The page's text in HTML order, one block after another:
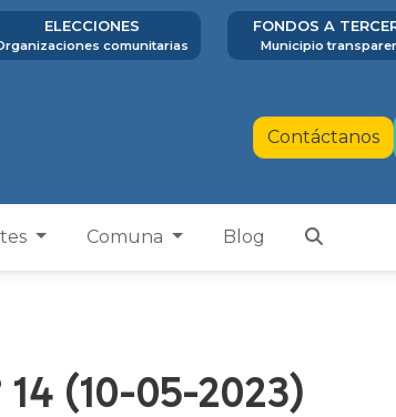
ELECCIONES
comunitarias
FONDOS A
Municipio
Contáctanos
Comuna Blog
(10-05-2023)